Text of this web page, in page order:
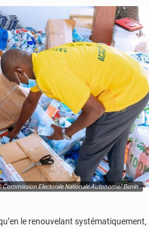
Commission Electorale Nationale Autonome/ Benin
le renouvelant systématiquement,